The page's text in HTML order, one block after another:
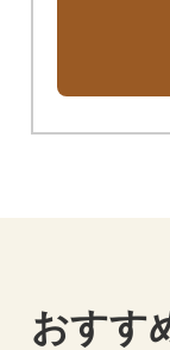
おすす